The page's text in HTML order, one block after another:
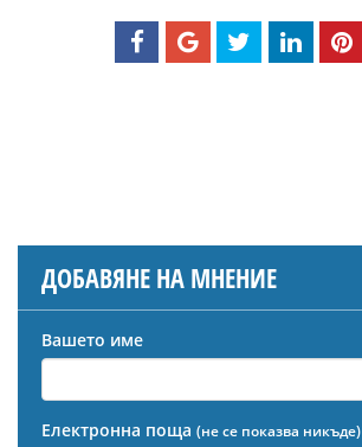
ДОБАВЯНЕ НА МНЕНИЕ
Вашето име
Електронна поща (не се показва никъде)